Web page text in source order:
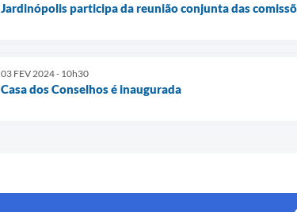
Jardinópolis participa da reunião conjunta das
03 FEV 2024 - 10h30
Casa dos Conselhos é inaugurada